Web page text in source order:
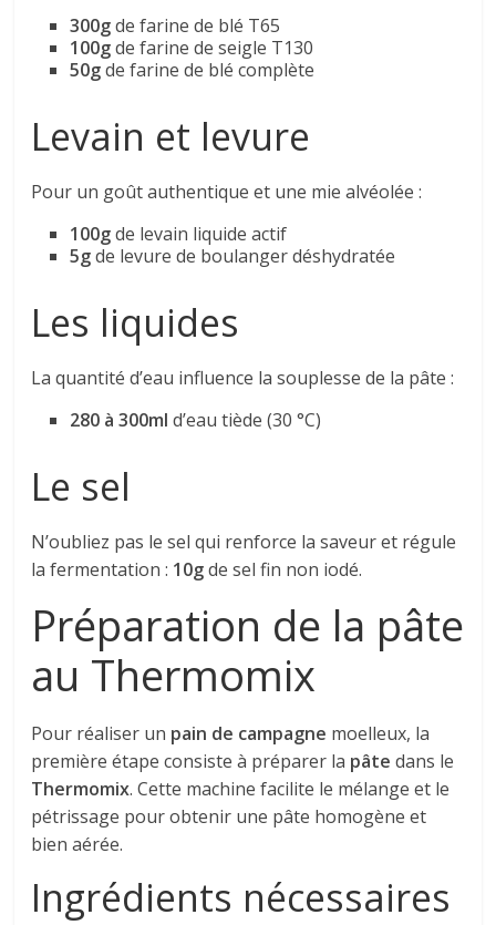
300gde farine de blé T65
100gde farine de seigle T130
50gde farine de blé complète
Levain et levure
Pour un goût authentique et une mie alvéolée :
100gde levain liquide actif
5gde levure de boulanger déshydratée
Les liquides
La quantité d’eau influence la souplesse de la pâte :
280 à 300ml d’eau tiède (30 °C)
Le sel
N’oubliez pas le sel qui renforce la saveur et régule
la fermentation : 10gde sel fin non iodé.
Préparation de la pâte
au Thermomix
Pour réaliser un pain de campagne moelleux, la
première étape consiste à préparer la pâte dans le
Thermomix. Cette machine facilite le mélange et le
pétrissage pour obtenir une pâte homogène et
bien aérée.
Ingrédients nécessaires